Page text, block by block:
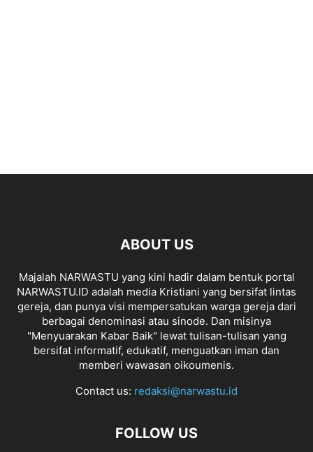
ABOUT US
Majalah NARWASTU yang kini hadir dalam bentuk portal
NARWASTU.ID adalah media Kristiani yang bersifat lintas
gereja, dan punya visi mempersatukan warga gereja dari
berbagai denominasi atau sinode. Dan misinya
"Menyuarakan Kabar Baik" lewat tulisan-tulisan yang
bersifat informatif, edukatif, menguatkan iman dan
memberi wawasan oikoumenis.
Contact us: redaksi@narwastu.id
FOLLOW US